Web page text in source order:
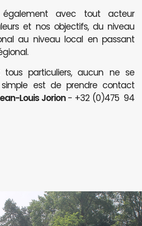
également avec tout acteur
et nos objectifs, du niveau
au niveau local en passant
tous particuliers, aucun ne se
simple est de prendre contact
Louis Jorion- +32 (0)475 94